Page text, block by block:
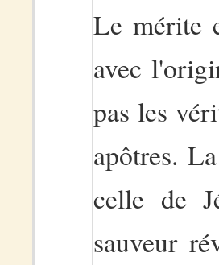
Le mérite
avec
pas les
apôtres.
celle de
sauveur